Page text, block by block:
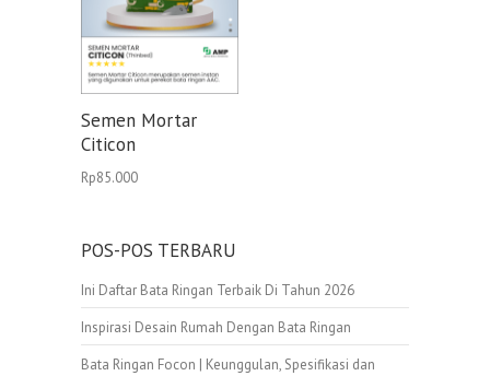
Semen Mortar
Citicon
Rp85.000
POS-POS TERBARU
Ini Daftar Bata Ringan Terbaik Di Tahun 2026
Inspirasi Desain Rumah Dengan Bata Ringan
Bata Ringan Focon | Keunggulan, Spesifikasi dan